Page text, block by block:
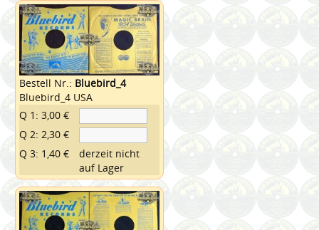
Bestell Nr.: Bluebird_4
Bluebird_4 USA
Q 1: 3,00 €
Q 2: 2,30 €
Q 3: 1,40 €
derzeit nicht
auf Lager